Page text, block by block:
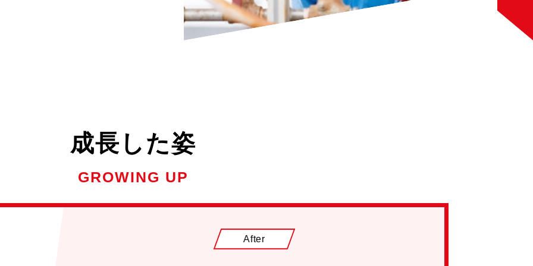
成長した姿
GROWING UP
After